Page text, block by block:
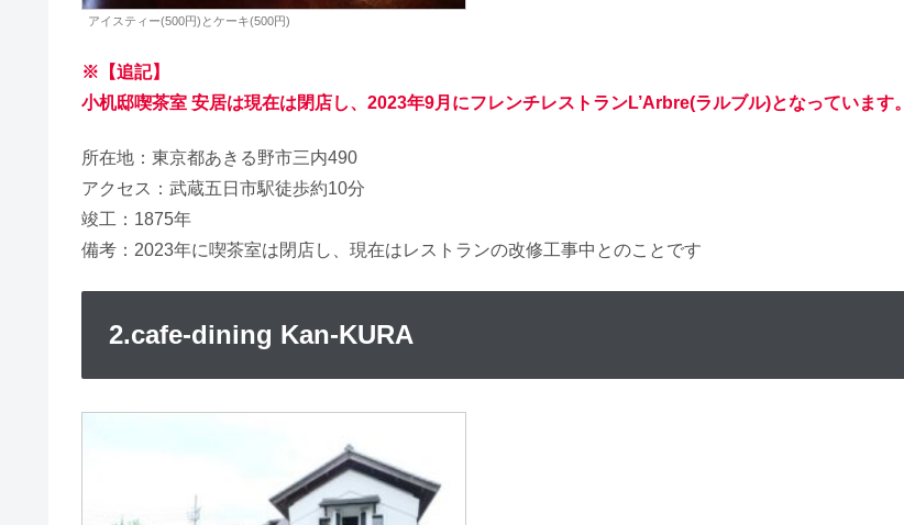
アイスティー(500円)とケーキ(500円)
※【追記】
小机邸喫茶室 安居は現在は閉店し、2023年9月にフレンチレストランL’Arbre(ラルブル)となっています。
所在地：東京都あきる野市三内490
アクセス：武蔵五日市駅徒歩約10分
竣工：1875年
備考：2023年に喫茶室は閉店し、現在はレストランの改修工事中とのことです
2.cafe-dining Kan-KURA